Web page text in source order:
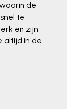
de
te
en zijn
altijd in de